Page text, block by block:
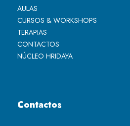
AULAS
CURSOS & WORKSHOPS
TERAPIAS
CONTACTOS
NÚCLEO HRIDAYA
Contactos